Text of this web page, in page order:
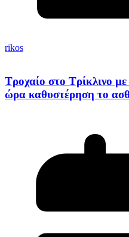
rikos
Τροχαίο στο Τρίκλινο
ώρα καθυστέρηση το